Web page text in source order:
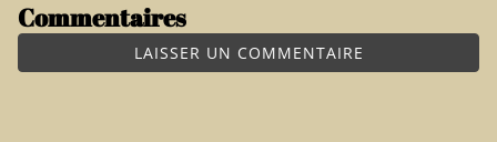
Commentaires
LAISSER UN COMMENTAIRE